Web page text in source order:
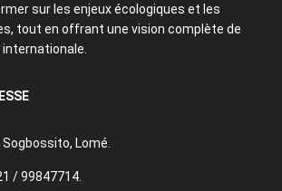
sur les enjeux écologiques et les
tout en offrant une vision complète de
internationale.
Lomé.
/ 99847714.